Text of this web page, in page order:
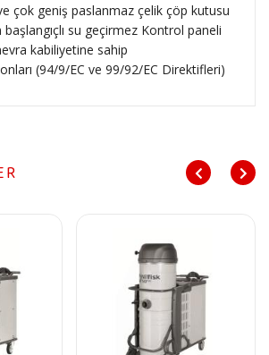
ve çok geniş paslanmaz çelik çöp kutusu
başlangıçlı su geçirmez Kontrol paneli
kabiliyetine sahip
(94/9/EC ve 99/92/EC Direktifleri)